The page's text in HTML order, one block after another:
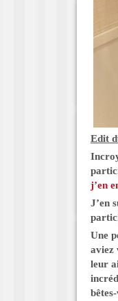
Edit
j’en
J’en
Une
aviez
leur